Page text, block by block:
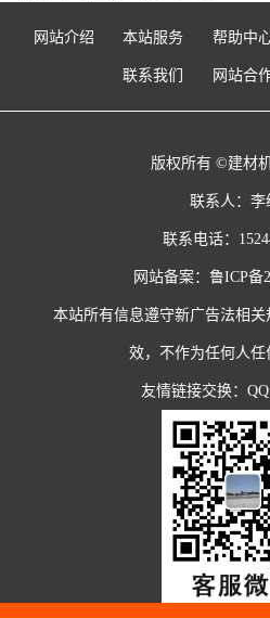
网站介绍 本站服务 帮助中
联系我们 网站合
版权所有 ©建材
联系人：李
联系电话：
网站备案： 鲁ICP备
本站所有信息遵守新广告法相
效，不作为任何人
友情链接交换：QQ